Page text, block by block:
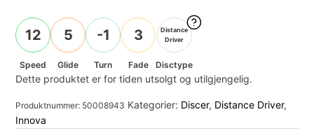
12
Speed
5
Glide
-1
Turn
3
Fade
Distance
Driver
Disctype
Dette produktet er for tiden utsolgt og utilgjengelig.
Produktnummer: 50008943 Kategorier: Discer, Distance Driver,
Innova